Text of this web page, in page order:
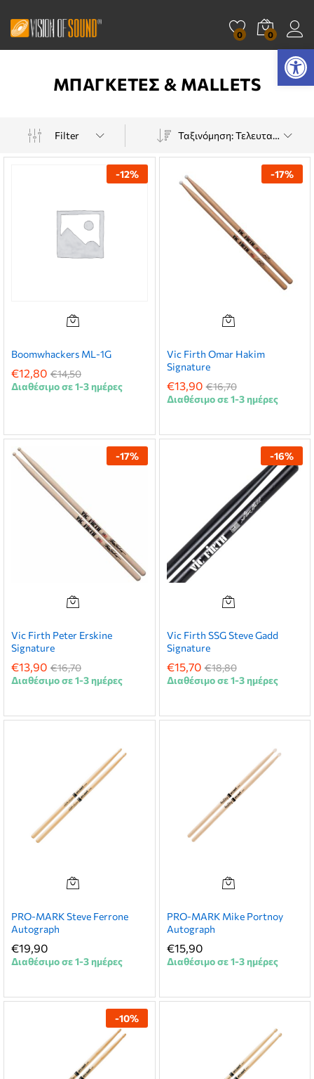
Ανοίξτε τη γραμμή εργαλείων
0 0
ΜΠΑΓΚΕΤΕΣ & MALLETS
Filter Ταξινόμηση: Τελευταία
-12%
Boomwhackers ML-1G
€12,80 €14,50
Διαθέσιμο σε 1-3 ημέρες
-17%
Vic Firth Omar Hakim
Signature
€13,90 €16,70
Διαθέσιμο σε 1-3 ημέρες
-17%
Vic Firth Peter Erskine
Signature
€13,90 €16,70
Διαθέσιμο σε 1-3 ημέρες
-16%
Vic Firth SSG Steve Gadd
Signature
€15,70 €18,80
Διαθέσιμο σε 1-3 ημέρες
PRO-MARK Steve Ferrone
Autograph
€19,90
Διαθέσιμο σε 1-3 ημέρες
PRO-MARK Mike Portnoy
Autograph
€15,90
Διαθέσιμο σε 1-3 ημέρες
-10%